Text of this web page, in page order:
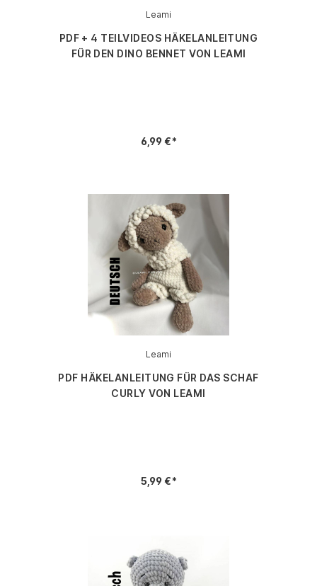
Leami
PDF + 4 TEILVIDEOS HÄKELANLEITUNG
FÜR DEN DINO BENNET VON LEAMI
6,99 €*
Leami
PDF HÄKELANLEITUNG FÜR DAS SCHAF
CURLY VON LEAMI
5,99 €*